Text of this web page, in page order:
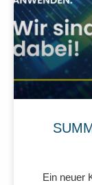
Ein neuer